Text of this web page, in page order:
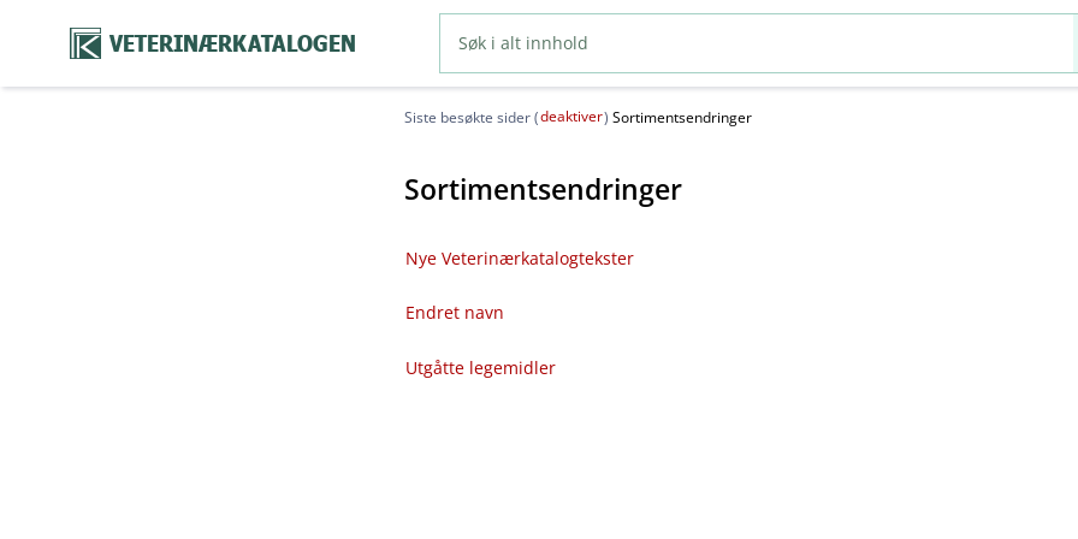
VETERINÆRKATALOGEN
Siste besøkte sider (deaktiver) Sortimentsendringer
Sortimentsendringer
Nye Veterinærkatalogtekster
Endret navn
Utgåtte legemidler